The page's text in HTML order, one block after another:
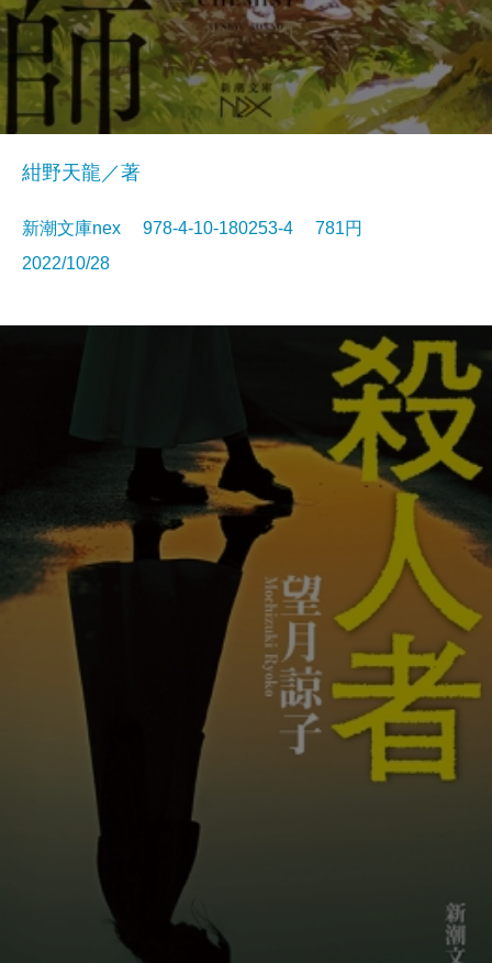
紺野天龍／著
新潮文庫nex 978-4-10-180253-4 781円
2022/10/28